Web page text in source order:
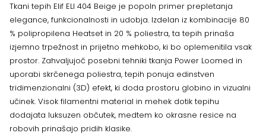
Tkani tepih Elif ELI 404 Beige je popoln primer prepletanja
elegance, funkcionalnosti in udobja. Izdelan iz kombinacije 80
% polipropilena Heatset in 20 % poliestra, ta tepih prinaša
izjemno trpežnost in prijetno mehkobo, ki bo oplemenitila vsak
prostor. Zahvaljujoč posebni tehniki tkanja Power Loomed in
uporabi skrčenega poliestra, tepih ponuja edinstven
tridimenzionalni (3D) efekt, ki doda prostoru globino in vizualni
učinek. Visok filamentni material in mehek dotik tepihu
dodajata luksuzen občutek, medtem ko okrasne resice na
robovih prinašajo pridih klasike.